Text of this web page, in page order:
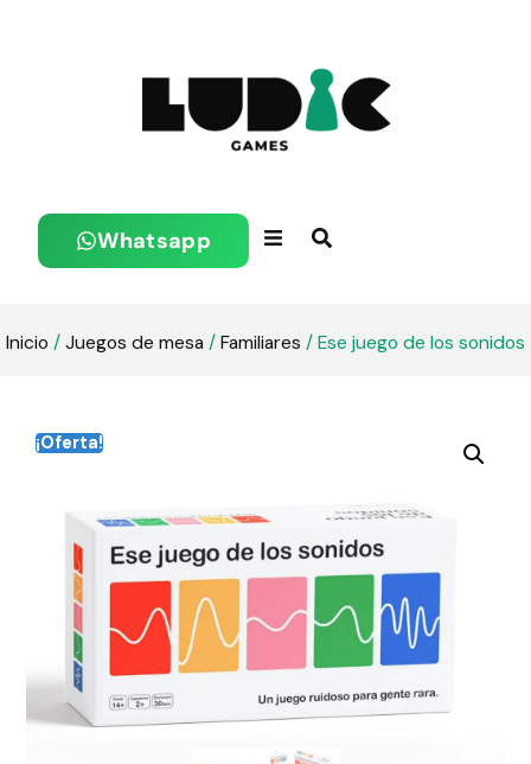
Whatsapp
Inicio /Juegos de mesa /Familiares / Ese juego de los sonidos
¡Oferta!